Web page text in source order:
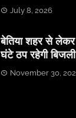
July 8, 2026
बेतिया शहर से
घंटे ठप रहेगी
November 30,